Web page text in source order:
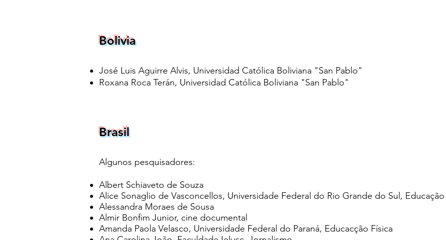
Bolivia
José Luis Aguirre Alvis, Universidad Católica Boliviana "San Pablo"
Roxana Roca Terán, Universidad Católica Boliviana "San Pablo"
Brasil
Algunos pesquisadores:
Albert Schiaveto de Souza
Alice Sonaglio de Vasconcellos, Universidade Federal do Rio Grande do Sul, Educação
Alessandra Moraes de Sousa
Almir Bonfim Junior, cine documental
Amanda Paola Velasco, Universidade Federal do Paraná, Educacção Física